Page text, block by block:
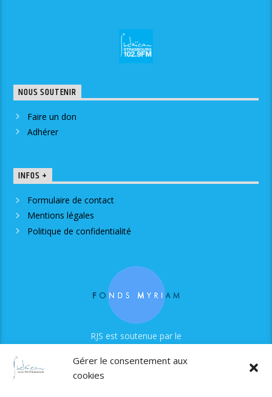
Gérer le consentement aux
cookies
NOUS SOUTENIR
Faire un don
Adhérer
INFOS +
Formulaire de contact
Mentions légales
Politique de confidentialité
RJS est soutenue par le